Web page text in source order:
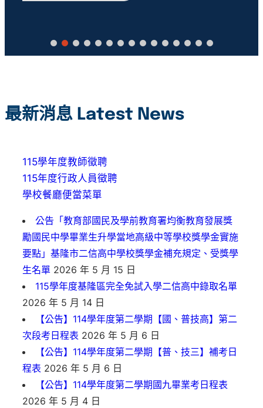
最新消息 Latest News
115學年度教師徵聘
115年度行政人員徵聘
學校餐廳便當菜單
公告「教育部國民及學前教育署均衡教育發展獎
勵國民中學畢業生升學當地高級中等學校獎學金實施
要點」基隆市二信高中學校獎學金補充規定、受獎學
生名單 2026 年 5 月 15 日
115學年度基隆區完全免試入學二信高中錄取名單
2026 年 5 月 14 日
【公告】114學年度第二學期【國、普技高】第二
次段考日程表 2026 年 5 月 6 日
【公告】114學年度第二學期【普、技三】補考日
程表 2026 年 5 月 6 日
【公告】114學年度第二學期國九畢業考日程表
2026 年 5 月 4 日